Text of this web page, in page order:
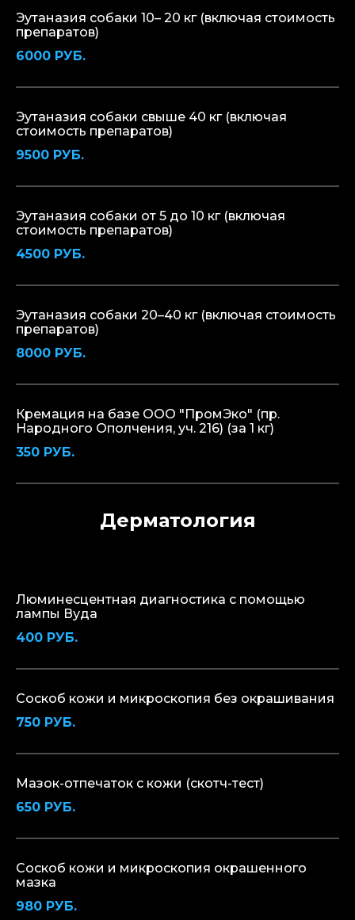
Эутаназия собаки 10– 20 кг (включая стоимость
препаратов)
6000 РУБ.
Эутаназия собаки свыше 40 кг (включая
стоимость препаратов)
9500 РУБ.
Эутаназия собаки от 5 до 10 кг (включая
стоимость препаратов)
4500 РУБ.
Эутаназия собаки 20–40 кг (включая стоимость
препаратов)
8000 РУБ.
Кремация на базе ООО "ПромЭко" (пр.
Народного Ополчения, уч. 216) (за 1 кг)
350 РУБ.
Дерматология
Люминесцентная диагностика с помощью
лампы Вуда
400 РУБ.
Соскоб кожи и микроскопия без окрашивания
750 РУБ.
Мазок-отпечаток с кожи (скотч-тест)
650 РУБ.
Соскоб кожи и микроскопия окрашенного
мазка
980 РУБ.